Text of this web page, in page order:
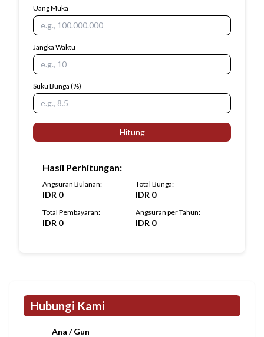
Uang Muka
Jangka Waktu
Suku Bunga (%)
Hitung
Hasil Perhitungan:
Angsuran Bulanan:
IDR 0
Total Bunga:
IDR 0
Total Pembayaran:
IDR 0
Angsuran per Tahun:
IDR 0
Hubungi Kami
Ana / Gun